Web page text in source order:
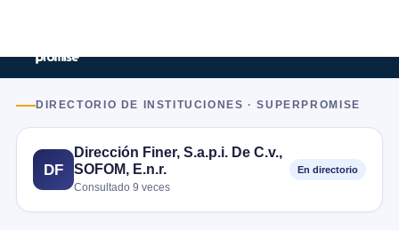
DIRECTORIO DE INSTITUCIONES · SUPERPROMISE
DF
Dirección Finer, S.a.p.i. De C.v.,
SOFOM, E.n.r.
Consultado 9 veces
En directorio